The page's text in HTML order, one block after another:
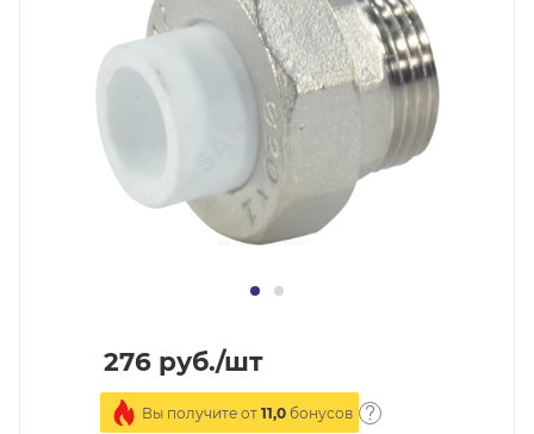
276 руб./шт
Вы получите от 11,0 бонусов